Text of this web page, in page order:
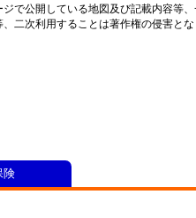
ジで公開している地図及び記載内容等
二次利用することは著作権の侵害とな
険